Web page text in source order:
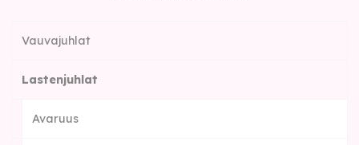
Vauvajuhlat
Lastenjuhlat
Avaruus